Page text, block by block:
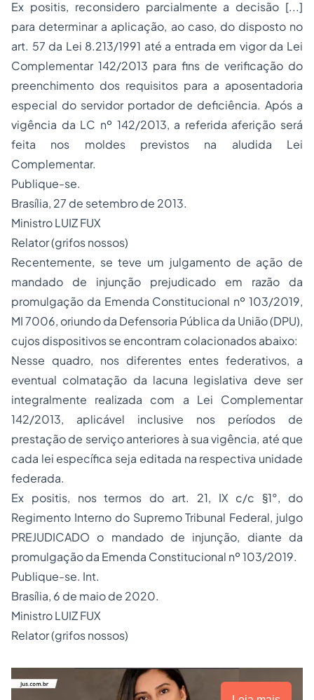
Ex positis, reconsidero parcialmente a decisão [...]
para determinar a aplicação, ao caso, do disposto no
art. 57 da Lei 8.213/1991 até a entrada em vigor da Lei
Complementar 142/2013 para fins de verificação do
preenchimento dos requisitos para a aposentadoria
especial do servidor portador de deficiência. Após a
vigência da LC nº 142/2013, a referida aferição será
feita nos moldes previstos na aludida Lei
Complementar.
Publique-se.
Brasília, 27 de setembro de 2013.
Ministro LUIZ FUX
Relator (grifos nossos)
Recentemente, se teve um julgamento de ação de
mandado de injunção prejudicado em razão da
promulgação da Emenda Constitucional nº 103/2019,
MI 7006, oriundo da Defensoria Pública da União (DPU),
cujos dispositivos se encontram colacionados abaixo:
Nesse quadro, nos diferentes entes federativos, a
eventual colmatação da lacuna legislativa deve ser
integralmente realizada com a Lei Complementar
142/2013, aplicável inclusive nos períodos de
prestação de serviço anteriores à sua vigência, até que
cada lei específica seja editada na respectiva unidade
federada.
Ex positis, nos termos do art. 21, IX c/c §1°, do
Regimento Interno do Supremo Tribunal Federal, julgo
PREJUDICADO o mandado de injunção, diante da
promulgação da Emenda Constitucional nº 103/2019.
Publique-se. Int.
Brasília, 6 de maio de 2020.
Ministro LUIZ FUX
Relator (grifos nossos)